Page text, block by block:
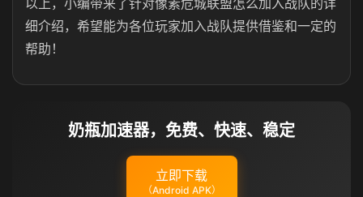
以上，小编带来了针对像素危城联盟怎么加入战队的详
细介绍，希望能为各位玩家加入战队提供借鉴和一定的
帮助！
奶瓶加速器，免费、快速、稳定
立即下载
（Android APK）